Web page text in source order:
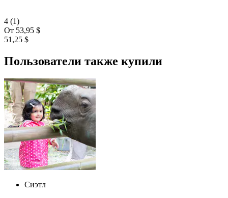
4 (1)
От 53,95 $
51,25 $
Пользователи также купили
Сиэтл